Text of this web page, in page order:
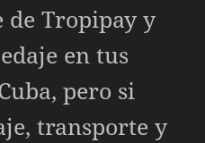
de Tropipay y
en tus
pero si
transporte y